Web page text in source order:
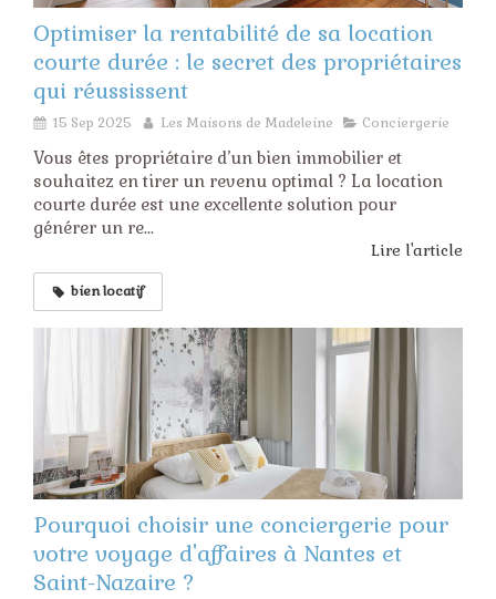
Optimiser la rentabilité de sa location
courte durée : le secret des propriétaires
qui réussissent
15 Sep 2025 Les Maisons de Madeleine Conciergerie
Vous êtes propriétaire d’un bien immobilier et
souhaitez en tirer un revenu optimal ? La location
courte durée est une excellente solution pour
générer un re...
Lire l'article
bien locatif
Pourquoi choisir une conciergerie pour
votre voyage d'affaires à Nantes et
Saint-Nazaire ?